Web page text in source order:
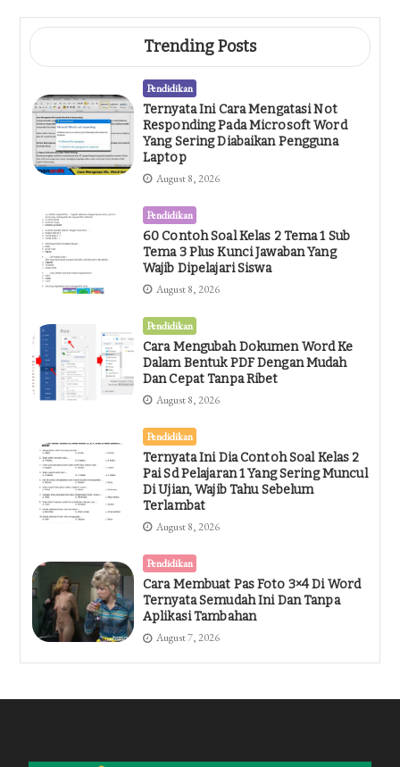
Trending Posts
Pendidikan
Ternyata Ini Cara Mengatasi Not
Responding Pada Microsoft Word
Yang Sering Diabaikan Pengguna
Laptop
August 8, 2026
Pendidikan
60 Contoh Soal Kelas 2 Tema 1 Sub
Tema 3 Plus Kunci Jawaban Yang
Wajib Dipelajari Siswa
August 8, 2026
Pendidikan
Cara Mengubah Dokumen Word Ke
Dalam Bentuk PDF Dengan Mudah
Dan Cepat Tanpa Ribet
August 8, 2026
Pendidikan
Ternyata Ini Dia Contoh Soal Kelas 2
Pai Sd Pelajaran 1 Yang Sering Muncul
Di Ujian, Wajib Tahu Sebelum
Terlambat
August 8, 2026
Pendidikan
Cara Membuat Pas Foto 3×4 Di Word
Ternyata Semudah Ini Dan Tanpa
Aplikasi Tambahan
August 7, 2026